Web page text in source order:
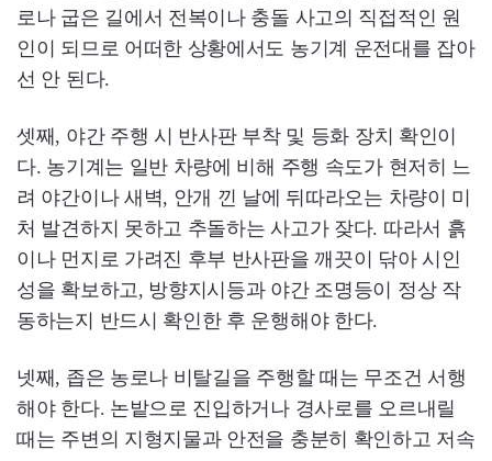
로나 굽은 길에서 전복이나 충돌 사고의 직접적인 원
인이 되므로 어떠한 상황에서도 농기계 운전대를 잡아
선 안 된다.
셋째, 야간 주행 시 반사판 부착 및 등화 장치 확인이
다. 농기계는 일반 차량에 비해 주행 속도가 현저히 느
려 야간이나 새벽, 안개 낀 날에 뒤따라오는 차량이 미
처 발견하지 못하고 추돌하는 사고가 잦다. 따라서 흙
이나 먼지로 가려진 후부 반사판을 깨끗이 닦아 시인
성을 확보하고, 방향지시등과 야간 조명등이 정상 작
동하는지 반드시 확인한 후 운행해야 한다.
넷째, 좁은 농로나 비탈길을 주행할 때는 무조건 서행
해야 한다. 논밭으로 진입하거나 경사로를 오르내릴
때는 주변의 지형지물과 안전을 충분히 확인하고 저속